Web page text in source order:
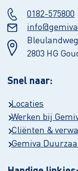
0182-575800
2803 HG
Snel naar:
Locaties
Werken bij
Cliënten &
Gemiva